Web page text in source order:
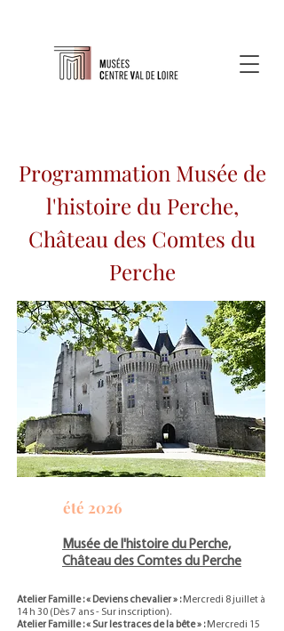
Programmation Musée de
l'histoire du Perche,
Château des Comtes du
Perche
été 2026
Musée de l'histoire du Perche,
Château des Comtes du Perche
Atelier Famille : « Deviens chevalier » : Mercredi 8 juillet à
14 h 30 (Dès 7 ans - Sur inscription).
Atelier Famille : « Sur les traces de la bête » : Mercredi 15